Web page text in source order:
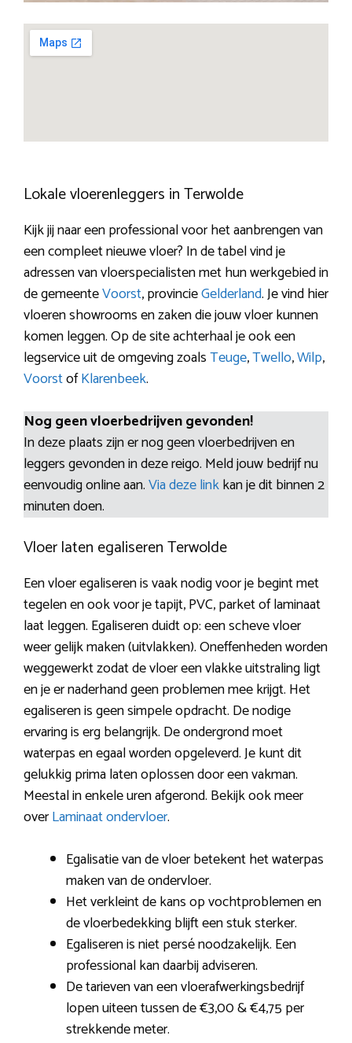
Lokale vloerenleggers in Terwolde
Kijk jij naar een professional voor het aanbrengen van
een compleet nieuwe vloer? In de tabel vind je
adressen van vloerspecialisten met hun werkgebied in
de gemeenteVoorst, provincieGelderland. Je vind hier
vloeren showrooms en zaken die jouw vloer kunnen
komen leggen. Op de site achterhaal je ook een
legservice uit de omgeving zoalsTeuge,Twello,Wilp,
VoorstofKlarenbeek.
Nog geen vloerbedrijven gevonden!
In deze plaats zijn er nog geen vloerbedrijven en
leggers gevonden in deze reigo. Meld jouw bedrijf nu
eenvoudig online aan.Via deze linkkan je dit binnen 2
minuten doen.
Vloer laten egaliseren Terwolde
Een vloer egaliseren is vaak nodig voor je begint met
tegelen en ook voor je tapijt, PVC, parket of laminaat
laat leggen. Egaliseren duidt op: een scheve vloer
weer gelijk maken (uitvlakken). Oneffenheden worden
weggewerkt zodat de vloer een vlakke uitstraling ligt
en je er naderhand geen problemen mee krijgt. Het
egaliseren is geen simpele opdracht. De nodige
ervaring is erg belangrijk. De ondergrond moet
waterpas en egaal worden opgeleverd. Je kunt dit
gelukkig prima laten oplossen door een vakman.
Meestal in enkele uren afgerond. Bekijk ook meer
overLaminaat ondervloer.
Egalisatie van de vloer betekent het waterpas
maken van de ondervloer.
Het verkleint de kans op vochtproblemen en
de vloerbedekking blijft een stuk sterker.
Egaliseren is niet persé noodzakelijk. Een
professional kan daarbij adviseren.
De tarieven van een vloerafwerkingsbedrijf
lopen uiteen tussen de €3,00 & €4,75 per
strekkende meter.